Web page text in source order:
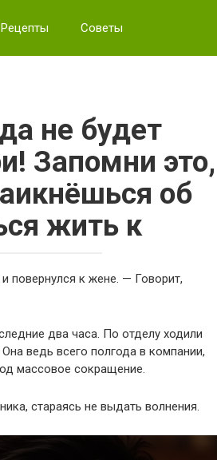
Рецепты Советы
не будет
Запомни это,
об
жить к
повернулся к жене. — Говорит,
два часа. По отделу ходили
ведь всего полгода в компании,
массовое сокращение.
стараясь не выдать волнения.